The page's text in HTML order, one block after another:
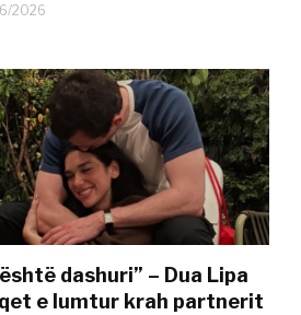
2026
dashuri” – Dua Lipa
e lumtur krah partnerit